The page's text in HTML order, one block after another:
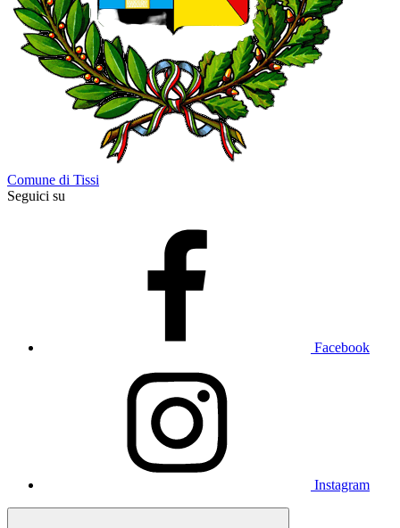
Comune di Tissi
Seguici su
Facebook
Instagram